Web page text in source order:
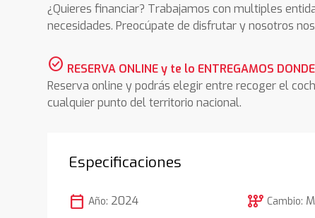
¿Quieres financiar? Trabajamos con multiples
necesidades. Preocúpate de disfrutar y nosotros
check_circle RESERVA ONLINE y te lo ENTREGAMOS
Reserva online y podrás elegir entre recoger el
cualquier punto del territorio nacional.
Especificaciones
calendar_today Año: 2024 auto_transmission Cambio: